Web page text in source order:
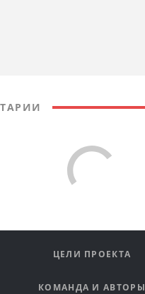
ЦЕЛИ ПРОЕКТА
КОМАНДА И АВТОРЫ